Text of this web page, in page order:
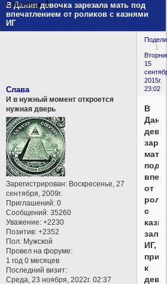
В Дании девочка зарезала мать под
впечатлением от роликов с казнями
ИГ
Страница:1
1
15
2015г.
23:02
Слава
И в нужный момент откроется
нужная дверь
Зарегистрирован: Воскресенье, 27
сентября, 2009г.
Приглашений: 0
Сообщений: 35260
Уважение: +2230
Позитив: +2352
Пол: Мужской
Провел на форуме:
1 год 0 месяцев
Последний визит:
Среда, 23 ноября, 2022г. 02:37
В
мать
под
от
с
ИГ,
к